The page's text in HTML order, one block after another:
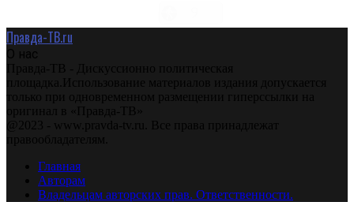
Правда-ТВ.ru
О нас
Правда-ТВ - Дискуссионно политическая
площадка.Использование материалов издания допускается
только при одновременном размещении гиперссылки на
оригинал в «Правда-ТВ»
@2023 - www.pravda-tv.ru. Все права принадлежат
правообладателям.
Главная
Авторам
Владельцам авторских прав. Ответственности.